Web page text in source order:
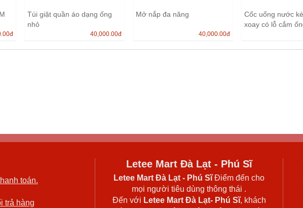
đ
Túi giặt quần áo dạng ống
nhỏ
40,000.00đ
Mở nắp đa năng
40,000.00đ
Cốc uống nước
xoay có lỗ cắm
toán.
trả hàng
Letee Mart Đà Lạt - Phú Sĩ
Letee Mart Đà Lạt - Phú SĩĐiểm đến cho
mọi người tiêu dùng thông thái .
Đến với Letee Mart Đà Lạt- Phú Sĩ, khách